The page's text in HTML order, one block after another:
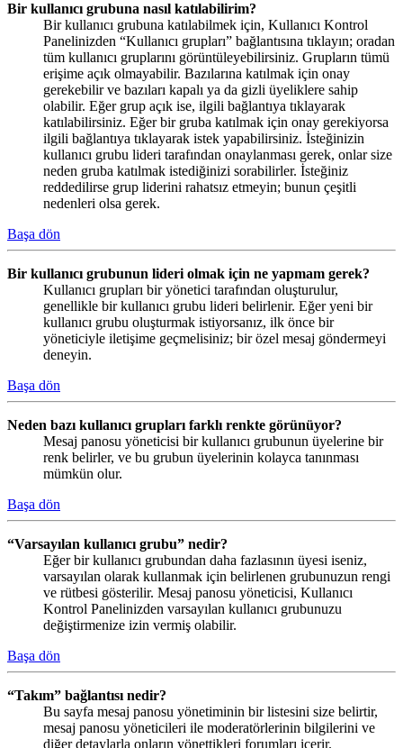
Bir kullanıcı grubuna nasıl katılabilirim?
Bir kullanıcı grubuna katılabilmek için, Kullanıcı Kontrol
Panelinizden “Kullanıcı grupları” bağlantısına tıklayın; oradan
tüm kullanıcı gruplarını görüntüleyebilirsiniz. Grupların tümü
erişime açık olmayabilir. Bazılarına katılmak için onay
gerekebilir ve bazıları kapalı ya da gizli üyeliklere sahip
olabilir. Eğer grup açık ise, ilgili bağlantıya tıklayarak
katılabilirsiniz. Eğer bir gruba katılmak için onay gerekiyorsa
ilgili bağlantıya tıklayarak istek yapabilirsiniz. İsteğinizin
kullanıcı grubu lideri tarafından onaylanması gerek, onlar size
neden gruba katılmak istediğinizi sorabilirler. İsteğiniz
reddedilirse grup liderini rahatsız etmeyin; bunun çeşitli
nedenleri olsa gerek.
Başa dön
Bir kullanıcı grubunun lideri olmak için ne yapmam gerek?
Kullanıcı grupları bir yönetici tarafından oluşturulur,
genellikle bir kullanıcı grubu lideri belirlenir. Eğer yeni bir
kullanıcı grubu oluşturmak istiyorsanız, ilk önce bir
yöneticiyle iletişime geçmelisiniz; bir özel mesaj göndermeyi
deneyin.
Başa dön
Neden bazı kullanıcı grupları farklı renkte görünüyor?
Mesaj panosu yöneticisi bir kullanıcı grubunun üyelerine bir
renk belirler, ve bu grubun üyelerinin kolayca tanınması
mümkün olur.
Başa dön
“Varsayılan kullanıcı grubu” nedir?
Eğer bir kullanıcı grubundan daha fazlasının üyesi iseniz,
varsayılan olarak kullanmak için belirlenen grubunuzun rengi
ve rütbesi gösterilir. Mesaj panosu yöneticisi, Kullanıcı
Kontrol Panelinizden varsayılan kullanıcı grubunuzu
değiştirmenize izin vermiş olabilir.
Başa dön
“Takım” bağlantısı nedir?
Bu sayfa mesaj panosu yönetiminin bir listesini size belirtir,
mesaj panosu yöneticileri ile moderatörlerinin bilgilerini ve
diğer detaylarla onların yönettikleri forumları içerir.